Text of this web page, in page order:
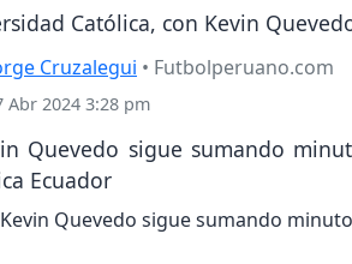
Católica, con Kevin
Cruzalegui • Futbolperuano.com
Abr 2024 3:28 pm
Kevin Quevedo sigue sumando